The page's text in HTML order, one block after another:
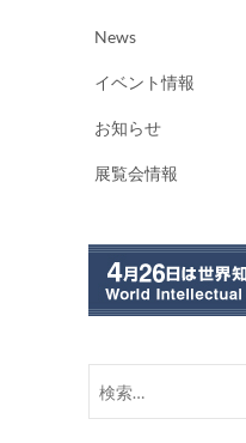
News
イベント情報
お知らせ
展覧会情報